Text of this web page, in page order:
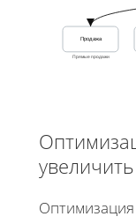
Продажа
Прямые продажи